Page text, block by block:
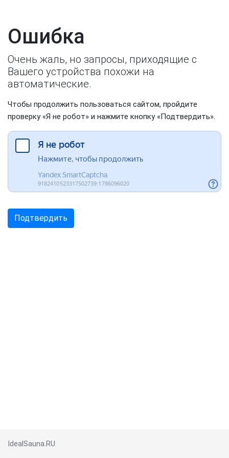
Ошибка
Очень жаль, но запросы, приходящие с
Вашего устройства похожи на
автоматические.
Чтобы продолжить пользоваться сайтом, пройдите
проверку «Я не робот» и нажмите кнопку «Подтвердить».
IdealSauna.RU